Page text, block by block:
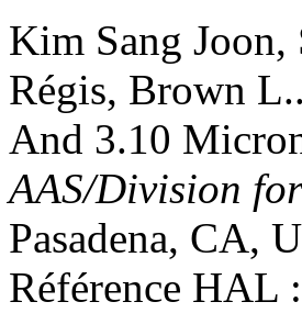
Kim Sang Joon,
Régis, Brown L..
And 3.10
AAS/Division
Pasadena, CA,
Référence HAL :